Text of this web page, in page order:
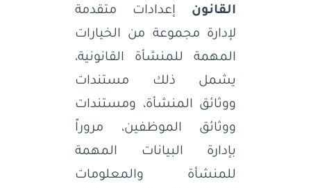
القانون إعدادات متقدمة
لإدارة مجموعة من الخيارات
المهمة للمنشأة القانونية،
يشمل ذلك مستندات
ووثائق المنشأة، ومستندات
ووثائق الموظفين، مروراً
بإدارة البيانات المهمة
للمنشأة والمعلومات